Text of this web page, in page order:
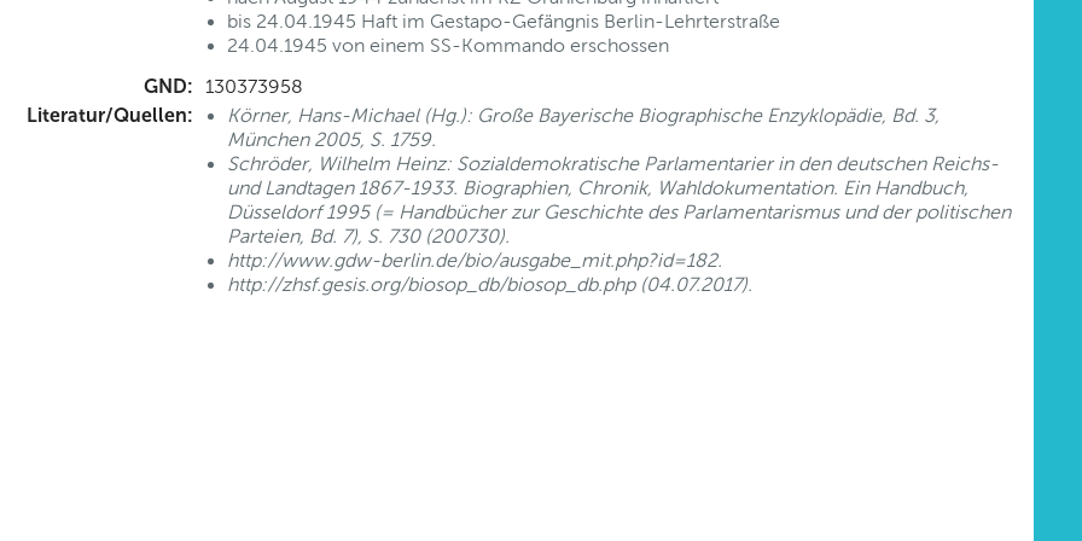
bis 24.04.1945 Haft im Gestapo-Gefängnis Berlin-Lehrterstraße
24.04.1945 von einem SS-Kommando erschossen
GND: 130373958
Literatur/Quellen:
Körner, Hans-Michael (Hg.): Große Bayerische Biographische Enzyklopädie, Bd. 3,
München 2005, S. 1759.
Schröder, Wilhelm Heinz: Sozialdemokratische Parlamentarier in den deutschen Reichs-
und Landtagen 1867-1933. Biographien, Chronik, Wahldokumentation. Ein Handbuch,
Düsseldorf 1995 (= Handbücher zur Geschichte des Parlamentarismus und der politischen
Parteien, Bd. 7), S. 730 (200730).
http://www.gdw-berlin.de/bio/ausgabe_mit.php?id=182.
http://zhsf.gesis.org/biosop_db/biosop_db.php (04.07.2017).